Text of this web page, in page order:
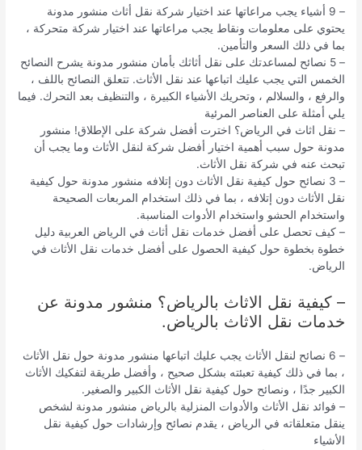
– 9 أشياء يجب مراعاتها عند اختيار شركة نقل أثاث منشور مدونة
يحتوي على معلومات ونقاط يجب مراعاتها عند اختيار شركة متحركة ،
بما في ذلك السعر والتأمين.
– 5 نصائح لمساعدتك على نقل أثاثك بأمان منشور مدونة يشرح النصائح
الخمس التي يجب عليك اتباعها عند نقل الأثاث. تتعلق النصائح باللف ،
والرفع ، والسلالم ، وتحريك الأشياء الكبيرة ، والتنظيف بعد التحرك. فيما
يلي أمثلة على العناصر المرئية
– نقل اثاث في الرياض؟ اخترت أفضل شركة على الإطلاق! منشور
مدونة حول سبب أهمية اختيار أفضل شركة لنقل الأثاث وما يجب أن
تبحث عنه في شركة نقل الأثاث.
– 3 نصائح حول كيفية نقل الأثاث دون إتلافه منشور مدونة حول كيفية
نقل الأثاث دون إتلافه ، بما في ذلك استخدام المربعات الصحيحة
واستخدام الحشو واستخدام الأدوات المناسبة.
– كيف تحصل على أفضل خدمات نقل أثاث في الرياض العربية دليل
خطوة بخطوة حول كيفية الحصول على أفضل خدمات نقل الأثاث في
الرياض.
– كيفية نقل الاثاث بالرياض؟ منشور مدونة عن
خدمات نقل الاثاث بالرياض.
– 6 نصائح لنقل الأثاث يجب عليك اتباعها منشور مدونة حول نقل الأثاث
، بما في ذلك كيفية تعبئته بشكل صحيح ، وأفضل طريقة لتفكيك الأثاث
الكبير جدًا ، ونصائح حول كيفية نقل الأثاث الكبير والصغير.
– فوائد نقل الأثاث والأدوات المنزلية بالرياض منشور مدونة لشخص
ينقل متعلقاته في الرياض ، يقدم نصائح وإرشادات حول كيفية نقل
الأشياء